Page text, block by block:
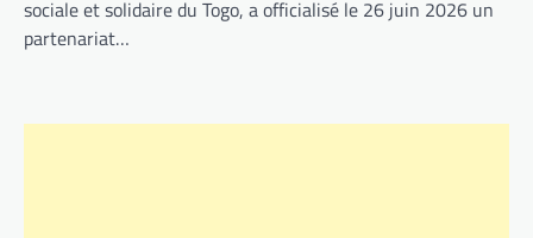
sociale et solidaire du Togo, a officialisé le 26 juin 2026 un
partenariat…